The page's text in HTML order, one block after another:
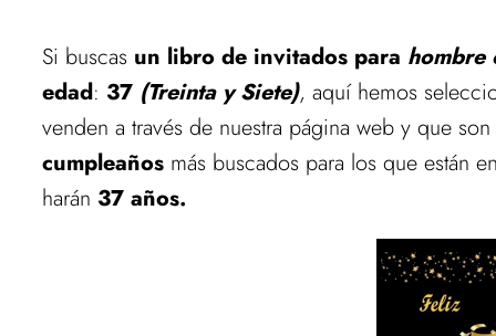
Si buscas un libro de invitados para hombre
edad: 37 (Treinta y Siete), aquí hemos
venden a través de nuestra página web y que
cumpleaños más buscados para los que están
harán 37 años.